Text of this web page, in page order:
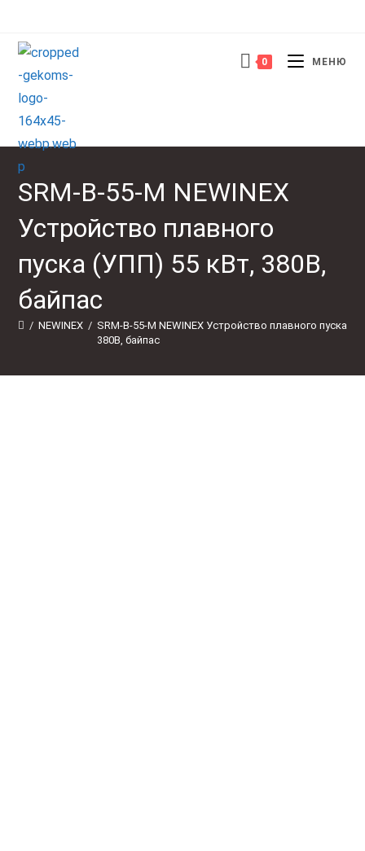
содержимому
0 МЕНЮ
SRM-B-55-M NEWINEX
Устройство плавного
пуска (УПП) 55 кВт, 380В,
байпас
/ NEWINEX / SRM-B-55-M NEWINEX Устройство плавного пуска
380В, байпас